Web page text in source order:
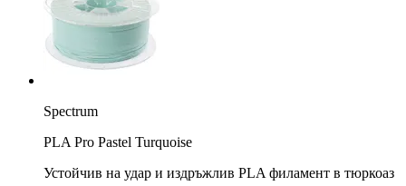
Spectrum
PLA Pro Pastel Turquoise
Устойчив на удар и издръжлив PLA филамент в тюркоаз